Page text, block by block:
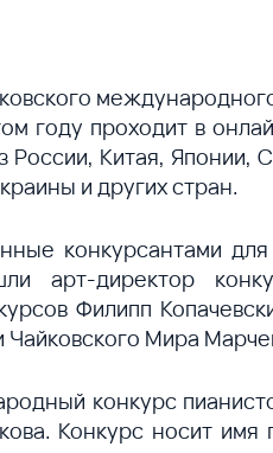
году проходит в
России, Китая,
и других стран.
конкурсантами
арт-директор
Филипп
Чайковского Мира
конкурс
Конкурс носит имя